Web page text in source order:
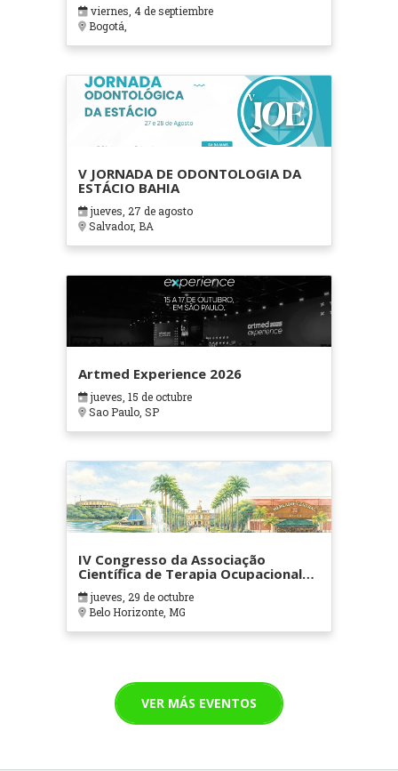
viernes, 4 de septiembre
Bogotá,
V JORNADA DE ODONTOLOGIA DA
ESTÁCIO BAHIA
jueves, 27 de agosto
Salvador, BA
Artmed Experience 2026
jueves, 15 de octubre
Sao Paulo, SP
IV Congresso da Associação
Científica de Terapia Ocupacional
em Contextos Hospitalares e
Cuidados Paliativos - ATOHOSP
jueves, 29 de octubre
Belo Horizonte, MG
VER MÁS EVENTOS